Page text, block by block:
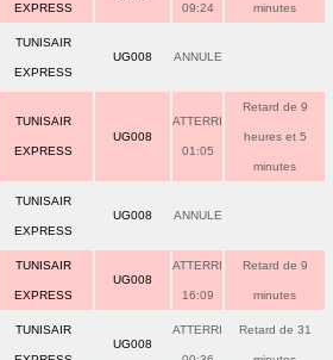
EXPRESS 09:24 minutes
TUNISAIR
EXPRESS
UG008 ANNULE
TUNISAIR
EXPRESS
UG008
ATTERRI
01:05
Retard de 9
heures et 5
minutes
TUNISAIR
EXPRESS
UG008 ANNULE
TUNISAIR
EXPRESS
UG008
ATTERRI
16:09
Retard de 9
minutes
TUNISAIR
UG008
ATTERRI Retard de 31